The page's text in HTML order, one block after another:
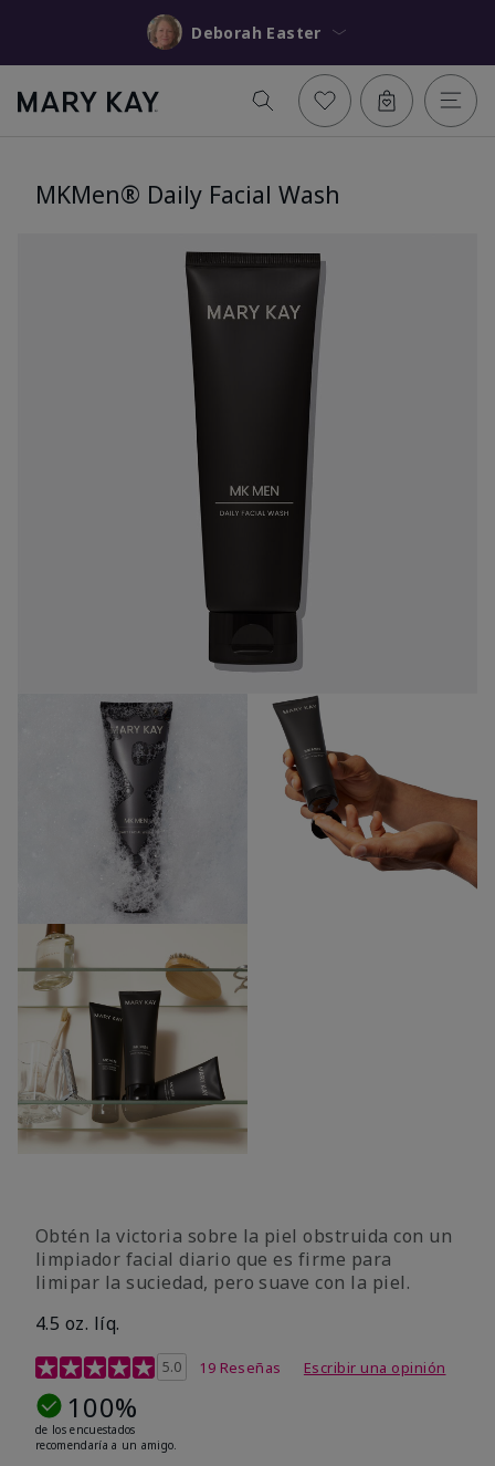
Deborah Easter
MKMen® Daily Facial Wash
Obtén la victoria sobre la piel obstruida con un
limpiador facial diario que es firme para
limipar la suciedad, pero suave con la piel.
4.5 oz. líq.
Calificación de clientes de 5 de 5
5.0 19 Reseñas Escribir una opinión
100%
de los encuestados
recomendaría a un amigo.